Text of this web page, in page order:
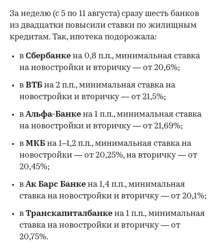
За неделю (с 5 по 11 августа) сразу шесть банков
из двадцатки повысили ставки по жилищным
кредитам. Так, ипотека подорожала:
в Сбербанке на 0,8 п.п., минимальная ставка
на новостройки и вторичку — от 20,6%;
в ВТБ на 2 п.п., минимальная ставка на
новостройки и вторичку — от 21,5%;
в Альфа-Банке на 1 п.п., минимальная ставка
на новостройки и вторичку — от 21,69%;
в МКБ на 1–1,2 п.п., минимальная ставка на
новостройки — от 20,25%, на вторичку — от
20,45%;
в Ак Барс Банке на 1,4 п.п., минимальная
ставка на новостройки и вторичку — от 20,1%;
в Транскапиталбанке на 1 п.п., минимальная
ставка на новостройки и вторичку — от
20,75%.